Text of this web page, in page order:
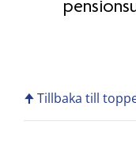
🠉 Tillbaka till